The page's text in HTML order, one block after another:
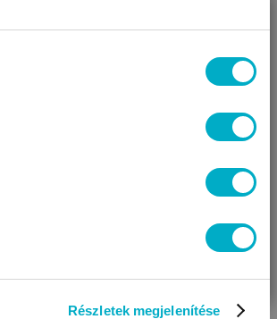
Részletek megjelenítése
most jársz nálunk először!
AJÁNDÉKOT